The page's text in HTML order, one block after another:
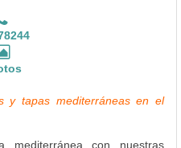
y tapas mediterráneas en el
mediterránea con nuestras